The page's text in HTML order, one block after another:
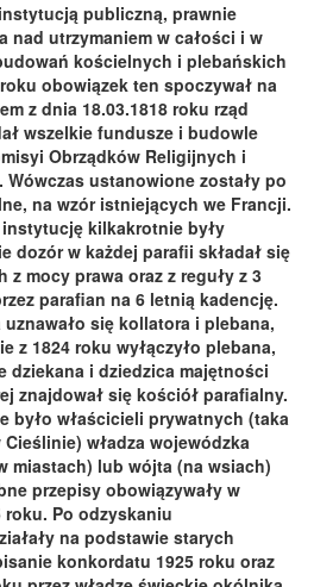
publiczną, prawnie
nad utrzymaniem w całości i w
kościelnych i plebańskich
obowiązek ten spoczywał na
z dnia 18.03.1818 roku rząd
wszelkie fundusze i budowle
Obrządków Religijnych i
ustanowione zostały po
na wzór istniejących we Francji.
kilkakrotnie były
dozór w każdej parafii składał się
z mocy prawa oraz z reguły z 3
parafian na 6 letnią kadencję.
uznawało się kollatora i plebana,
z 1824 roku wyłączyło plebana,
dziekana i dziedzica majętności
znajdował się kościół parafialny.
było właścicieli prywatnych (taka
władza wojewódzka
miastach) lub wójta (na wsiach)
przepisy obowiązywały w
roku. Po odzyskaniu
na podstawie starych
konkordatu 1925 roku oraz